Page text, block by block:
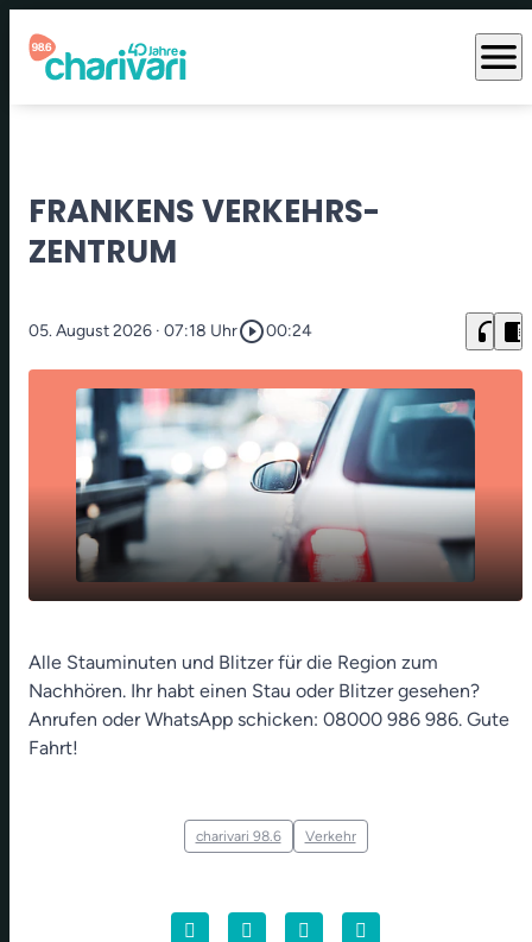
menu
FRANKENS VERKEHRS-
ZENTRUM
05. August 2026 · 07:18 Uhrplay_circle_outline00:24 headphones chrome_reader_mode
play_arrow
00:00 00:24
Alle Stauminuten und Blitzer für die Region zum
Nachhören. Ihr habt einen Stau oder Blitzer gesehen?
Anrufen oder WhatsApp schicken: 08000 986 986. Gute
Fahrt!
charivari 98.6 Verkehr